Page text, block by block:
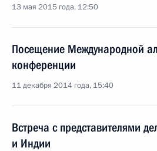
13 мая 2015 года, 12:50
Посещение Международной
конференции
11 декабря 2014 года, 15:40
Встреча с представителями
и Индии